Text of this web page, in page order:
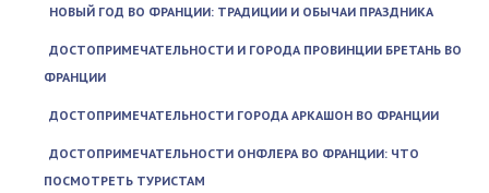
НОВЫЙ ГОД ВО ФРАНЦИИ: ТРАДИЦИИ И ОБЫЧАИ ПРАЗДНИКА
ДОСТОПРИМЕЧАТЕЛЬНОСТИ И ГОРОДА ПРОВИНЦИИ БРЕТАНЬ ВО
ФРАНЦИИ
ДОСТОПРИМЕЧАТЕЛЬНОСТИ ГОРОДА АРКАШОН ВО ФРАНЦИИ
ДОСТОПРИМЕЧАТЕЛЬНОСТИ ОНФЛЕРА ВО ФРАНЦИИ: ЧТО
ПОСМОТРЕТЬ ТУРИСТАМ